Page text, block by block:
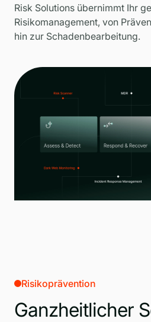
Risk Solutions übernimmt Ihr
Risikomanagement, von
hin zur Schadenbearbeitung.
Risikoprävention
Ganzheitlicher